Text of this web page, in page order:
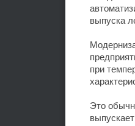
выпуска
при
Это